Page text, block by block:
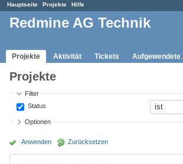
Hauptseite Projekte Hilfe
Redmine AG Technik
Projekte Aktivität Tickets Aufgewendete
Projekte
Filter
Status
Optionen
Anwenden Zurücksetzen